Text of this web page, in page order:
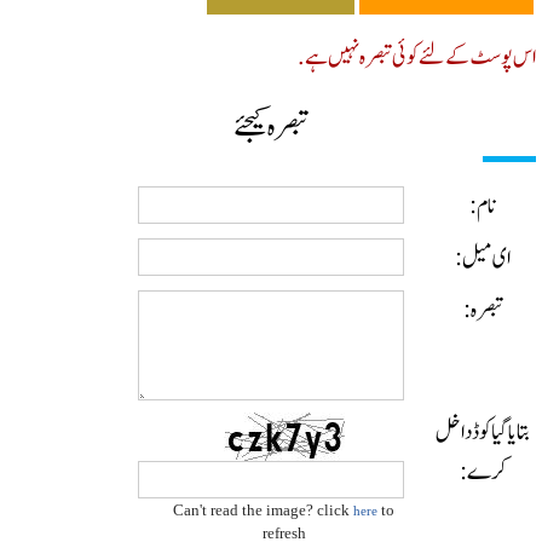
کے لئے کوئی تبصرہ نہیں ہے.
تبصرہ کیجئے
نام:
ای میل:
تبصرہ:
گیا کوڈ داخل
کرے:
Can't read the image? clickhere
refresh